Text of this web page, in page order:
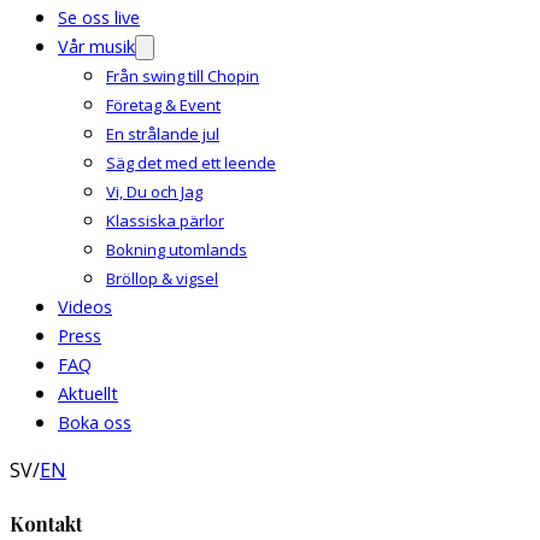
Se oss live
Vår musik
Från swing till Chopin
Företag & Event
En strålande jul
Säg det med ett leende
Vi, Du och Jag
Klassiska pärlor
Bokning utomlands
Bröllop & vigsel
Videos
Press
FAQ
Aktuellt
Boka oss
SV/EN
Kontakt